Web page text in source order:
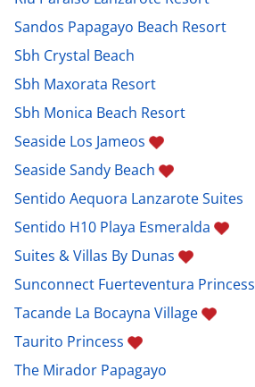
Sandos Papagayo Beach Resort
Sbh Crystal Beach
Sbh Maxorata Resort
Sbh Monica Beach Resort
Seaside Los Jameos
Seaside Sandy Beach
Sentido Aequora Lanzarote Suites
Sentido H10 Playa Esmeralda
Suites & Villas By Dunas
Sunconnect Fuerteventura Princess
Tacande La Bocayna Village
Taurito Princess
The Mirador Papagayo